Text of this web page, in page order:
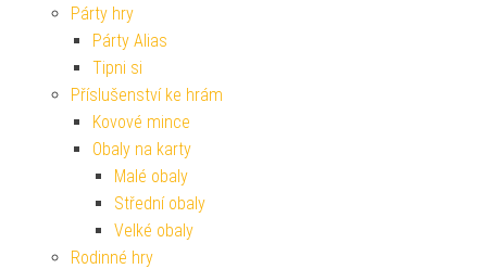
Párty hry
Párty Alias
Tipni si
Příslušenství ke hrám
Kovové mince
Obaly na karty
Malé obaly
Střední obaly
Velké obaly
Rodinné hry